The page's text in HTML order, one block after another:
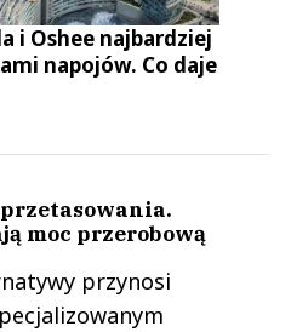
i Oshee najbardziej
napojów. Co daje
moc przerobową
przynosi